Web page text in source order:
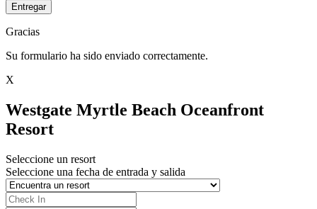
Entregar
Gracias
Su formulario ha sido enviado correctamente.
X
Westgate Myrtle Beach Oceanfront
Resort
Seleccione un resort
Seleccione una fecha de entrada y salida